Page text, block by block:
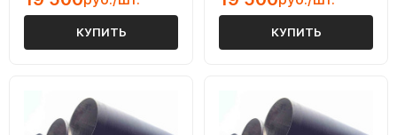
КУПИТЬ КУПИТЬ